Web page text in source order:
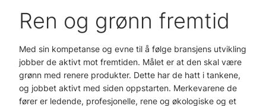
Ren og grønn fremtid
Med sin kompetanse og evne til å følge bransjens utvikling
jobber de aktivt mot fremtiden. Målet er at den skal være
grønn med renere produkter. Dette har de hatt i tankene,
og jobbet aktivt med siden oppstarten. Merkevarene de
fører er ledende, profesjonelle, rene og økologiske og et